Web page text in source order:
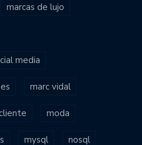
marcas de lujo
media
marc vidal
moda
mysql nosql